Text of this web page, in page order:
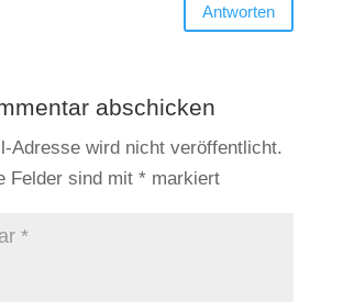
Antworten
abschicken
Adresse wird nicht veröffentlicht.
Felder sind mit *markiert